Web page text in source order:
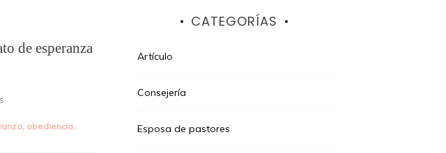
, obediencia,
CATEGORÍAS
Artículo
Consejería
Esposa de pastores